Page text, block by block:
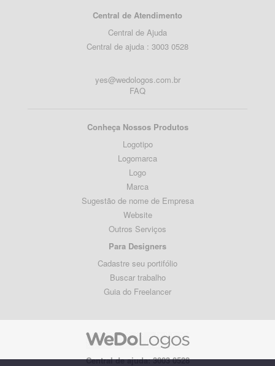
Central de Atendimento
Central de Ajuda
Central de ajuda : 3003 0528
yes@wedologos.com.br
FAQ
Conheça Nossos Produtos
Logotipo
Logomarca
Logo
Marca
Sugestão de nome de Empresa
Website
Outros Serviços
Para Designers
Cadastre seu portifólio
Buscar trabalho
Guia do Freelancer
Central de ajuda: 3003 0528